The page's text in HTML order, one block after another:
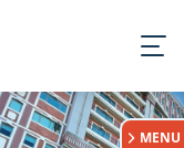
MENU